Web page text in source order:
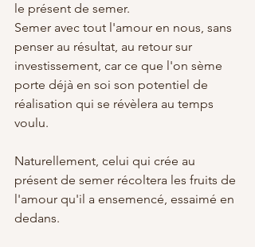
le présent de semer.
Semer avec tout l'amour en nous, sans
penser au résultat, au retour sur
investissement, car ce que l'on sème
porte déjà en soi son potentiel de
réalisation qui se révèlera au temps
voulu.
Naturellement, celui qui crée au
présent de semer récoltera les fruits de
l'amour qu'il a ensemencé, essaimé en
dedans.